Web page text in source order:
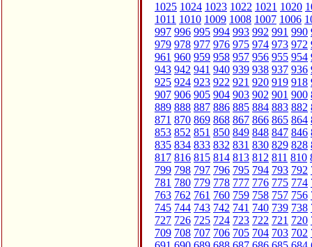
1025 1024 1023 1022 1021 1020
1011 1010 1009 1008 1007 1006
997 996 995 994 993 992 991 990
979 978 977 976 975 974 973 972
961 960 959 958 957 956 955 954
943 942 941 940 939 938 937 936
925 924 923 922 921 920 919 918
907 906 905 904 903 902 901 900
889 888 887 886 885 884 883 882
871 870 869 868 867 866 865 864
853 852 851 850 849 848 847 846
835 834 833 832 831 830 829 828
817 816 815 814 813 812 811 810
799 798 797 796 795 794 793 792
781 780 779 778 777 776 775 774
763 762 761 760 759 758 757 756
745 744 743 742 741 740 739 738
727 726 725 724 723 722 721 720
709 708 707 706 705 704 703 702